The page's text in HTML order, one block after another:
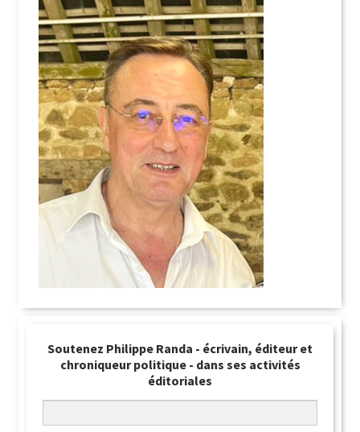
Soutenez Philippe Randa - écrivain, éditeur et
chroniqueur politique - dans ses activités
éditoriales